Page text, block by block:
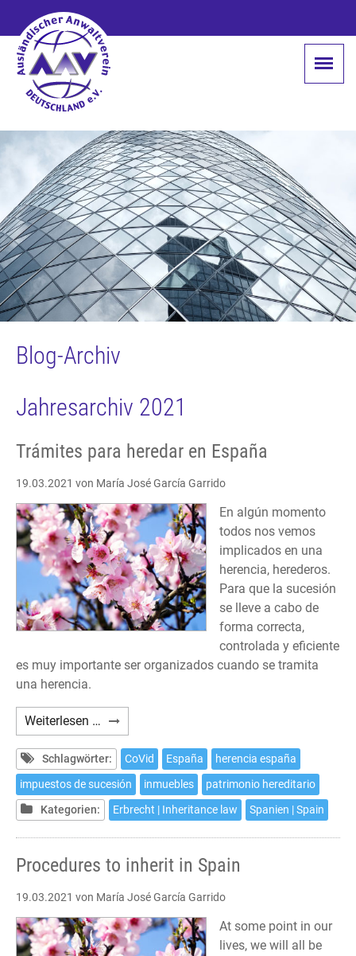
Blog-Archiv
Jahresarchiv 2021
Trámites para heredar en España
19.03.2021 von María José García Garrido
En algún momento
todos nos vemos
implicados en una
herencia, herederos.
Para que la sucesión
se lleve a cabo de
forma correcta,
controlada y eficiente
es muy importante ser organizados cuando se tramita
una herencia.
Weiterlesen … Trámites
para
heredar
en
España
Schlagwörter: CoVid España
herencia españa
impuestos de sucesión
inmuebles
patrimonio hereditario
Kategorien:
Erbrecht | Inheritance law Spanien | Spain
Procedures to inherit in Spain
19.03.2021 von María José García Garrido
At some point in our
lives, we will all be